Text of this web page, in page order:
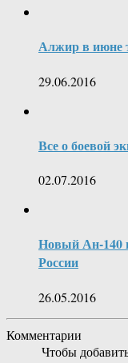
Алжир в июне
29.06.2016
Все о боевой
02.07.2016
Новый Ан-140
России
26.05.2016
Комментарии
Чтобы